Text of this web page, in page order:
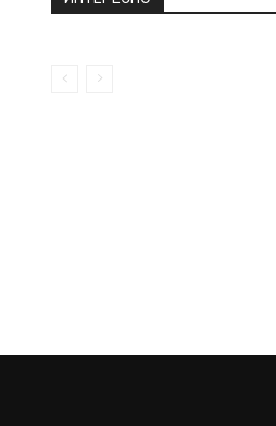
October 23, 2020